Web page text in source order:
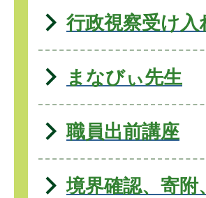
行政視察受け入
まなびぃ先生
職員出前講座
境界確認、寄